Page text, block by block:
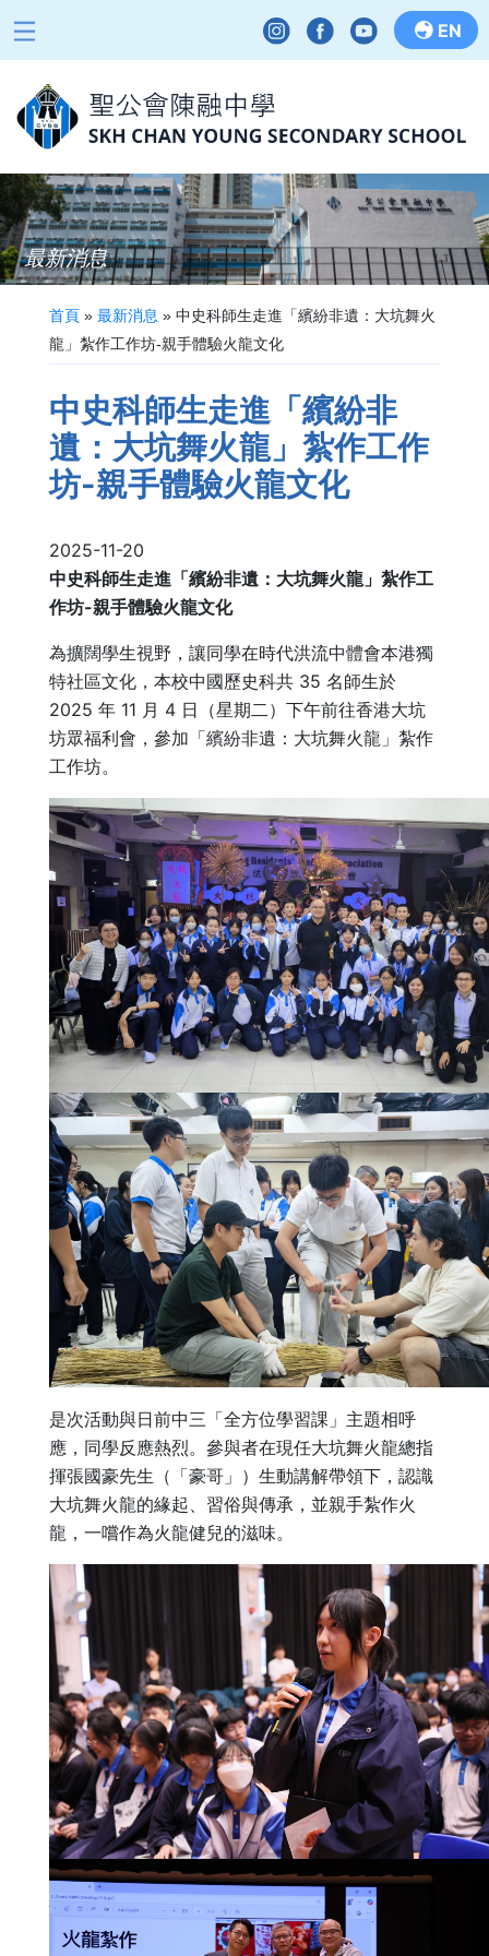
EN
最新消息
首頁 » 最新消息 » 中史科師生走進「繽紛非遺：大坑舞火
龍」紮作工作坊-親手體驗火龍文化
中史科師生走進「繽紛非
遺：大坑舞火龍」紮作工作
坊-親手體驗火龍文化
2025-11-20
中史科師生走進「繽紛非遺：大坑舞火龍」紮作工
作坊-親手體驗火龍文化
為擴闊學生視野，讓同學在時代洪流中體會本港獨
特社區文化，本校中國歷史科共 35 名師生於
2025 年 11 月 4 日（星期二）下午前往香港大坑
坊眾福利會，參加「繽紛非遺：大坑舞火龍」紮作
工作坊。
是次活動與日前中三「全方位學習課」主題相呼
應，同學反應熱烈。參與者在現任大坑舞火龍總指
揮張國豪先生（「豪哥」）生動講解帶領下，認識
大坑舞火龍的緣起、習俗與傳承，並親手紮作火
龍，一嚐作為火龍健兒的滋味。